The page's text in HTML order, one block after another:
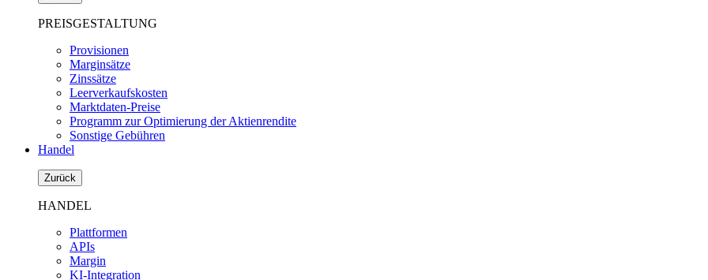
PREISGESTALTUNG
Provisionen
Marginsätze
Zinssätze
Leerverkaufskosten
Marktdaten-Preise
Programm zur Optimierung der Aktienrendite
Sonstige Gebühren
Handel
Zurück
HANDEL
Plattformen
APIs
Margin
KI-Integration